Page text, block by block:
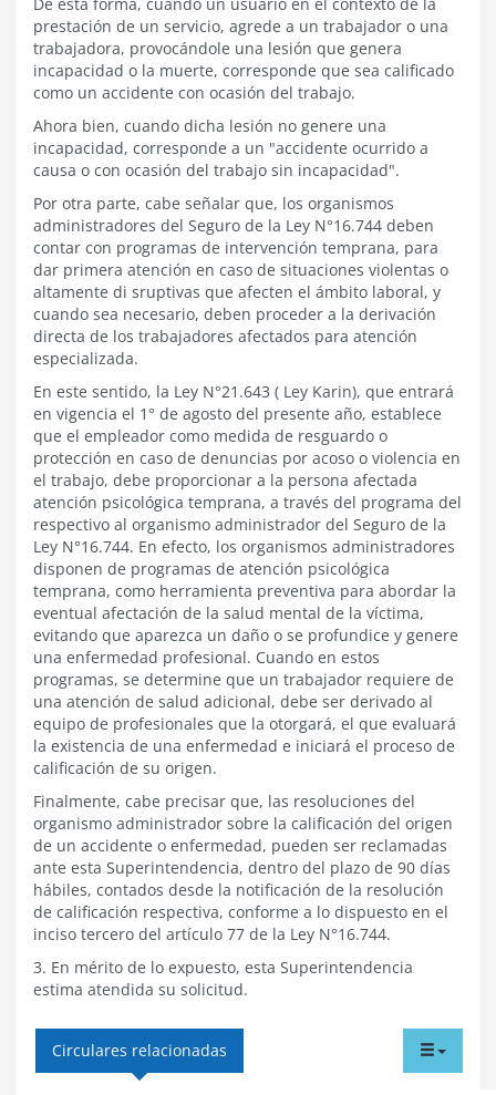
prestación de un servicio, agrede a un trabajador o una
trabajadora, provocándole una lesión que genera
incapacidad o la muerte, corresponde que sea calificado
como un accidente con ocasión del trabajo.
Ahora bien, cuando dicha lesión no genere una
incapacidad, corresponde a un "accidente ocurrido a
causa o con ocasión del trabajo sin incapacidad".
Por otra parte, cabe señalar que, los organismos
administradores del Seguro de la Ley N°16.744 deben
contar con programas de intervención temprana, para
dar primera atención en caso de situaciones violentas o
altamente di sruptivas que afecten el ámbito laboral, y
cuando sea necesario, deben proceder a la derivación
directa de los trabajadores afectados para atención
especializada.
En este sentido, la Ley N°21.643 ( Ley Karin), que entrará
en vigencia el 1° de agosto del presente año, establece
que el empleador como medida de resguardo o
protección en caso de denuncias por acoso o violencia en
el trabajo, debe proporcionar a la persona afectada
atención psicológica temprana, a través del programa del
respectivo al organismo administrador del Seguro de la
Ley N°16.744. En efecto, los organismos administradores
disponen de programas de atención psicológica
temprana, como herramienta preventiva para abordar la
eventual afectación de la salud mental de la víctima,
evitando que aparezca un daño o se profundice y genere
una enfermedad profesional. Cuando en estos
programas, se determine que un trabajador requiere de
una atención de salud adicional, debe ser derivado al
equipo de profesionales que la otorgará, el que evaluará
la existencia de una enfermedad e iniciará el proceso de
calificación de su origen.
Finalmente, cabe precisar que, las resoluciones del
organismo administrador sobre la calificación del origen
de un accidente o enfermedad, pueden ser reclamadas
ante esta Superintendencia, dentro del plazo de 90 días
hábiles, contados desde la notificación de la resolución
de calificación respectiva, conforme a lo dispuesto en el
inciso tercero del artículo 77 de la Ley N°16.744.
3. En mérito de lo expuesto, esta Superintendencia
estima atendida su solicitud.
menu
Circulares relacionadas